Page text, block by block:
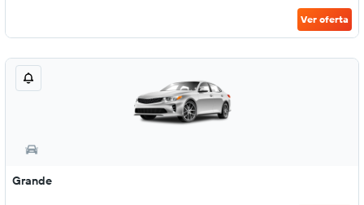
Ver oferta
Grande